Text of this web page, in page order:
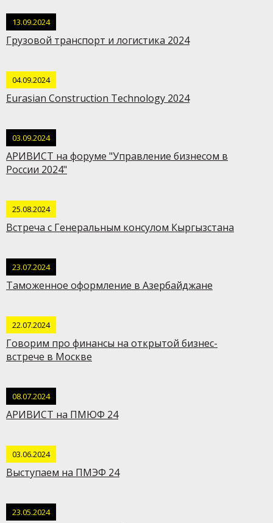
13.09.2024
Грузовой транспорт и логистика 2024
04.09.2024
Eurasian Construction Technology 2024
03.09.2024
АРИВИСТ на форуме "Управление бизнесом в
России 2024"
25.08.2024
Встреча с Генеральным консулом Кыргызстана
23.07.2024
Таможенное оформление в Азербайджане
22.07.2024
Говорим про финансы на открытой бизнес-
встрече в Москве
08.07.2024
АРИВИСТ на ПМЮФ 24
03.06.2024
Выступаем на ПМЭФ 24
23.05.2024